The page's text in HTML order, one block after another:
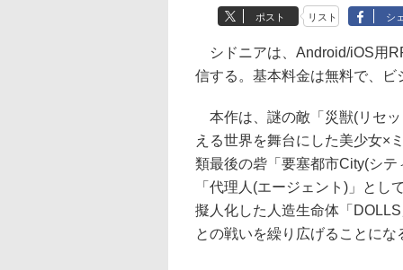
ポスト リスト シ
シドニアは、Android/iOS用
信する。基本料金は無料で、ビ
本作は、謎の敵「災獣(リセ
える世界を舞台にした美少女×
類最後の砦「要塞都市City(シ
「代理人(エージェント)」と
擬人化した人造生命体「
との戦いを繰り広げることにな